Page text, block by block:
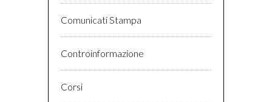
Comunicati Stampa
Controinformazione
Corsi